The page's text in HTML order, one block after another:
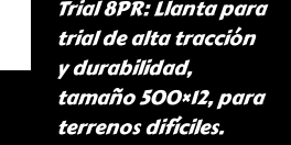
Trial 8PR: Llanta para
trial de alta tracción
y durabilidad,
tamaño 500×12, para
terrenos difíciles.